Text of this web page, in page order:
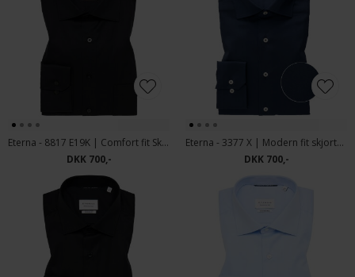
Eterna - 8817 E19K | Comfort fit Skjorte Sort
DKK 700,-
Eterna - 3377 X | Modern fit skjorte Navy
DKK 700,-